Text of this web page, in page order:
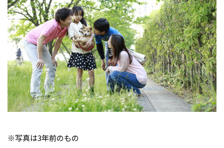
※写真は3年前のもの